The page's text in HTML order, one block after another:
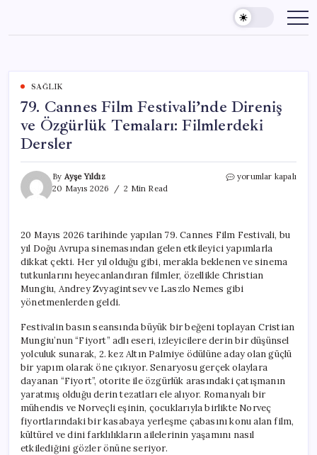
content
SAĞLIK
79. Cannes Film Festivali’nde Direniş
ve Özgürlük Temaları: Filmlerdeki
Dersler
By Ayşe Yıldız
20 Mayıs 2026
2 Min Read
79.
ve
Özgürlük
Temaları:
Filmlerdeki
Dersler
yorumlar kapalı
20 Mayıs 2026 tarihinde yapılan 79. Cannes Film Festivali, bu
yıl Doğu Avrupa sinemasından gelen etkileyici yapımlarla
dikkat çekti. Her yıl olduğu gibi, merakla beklenen ve sinema
tutkunlarını heyecanlandıran filmler, özellikle Christian
Mungiu, Andrey Zvyagintsev ve Laszlo Nemes gibi
yönetmenlerden geldi.
Festivalin basın seansında büyük bir beğeni toplayan Cristian
Mungiu’nun “Fiyort” adlı eseri, izleyicilere derin bir düşünsel
yolculuk sunarak, 2. kez Altın Palmiye ödülüne aday olan güçlü
bir yapım olarak öne çıkıyor. Senaryosu gerçek olaylara
dayanan “Fiyort”, otorite ile özgürlük arasındaki çatışmanın
yaratmış olduğu derin tezatları ele alıyor. Romanyalı bir
mühendis ve Norveçli eşinin, çocuklarıyla birlikte Norveç
fiyortlarındaki bir kasabaya yerleşme çabasını konu alan film,
kültürel ve dini farklılıkların ailelerinin yaşamını nasıl
etkilediğini gözler önüne seriyor.